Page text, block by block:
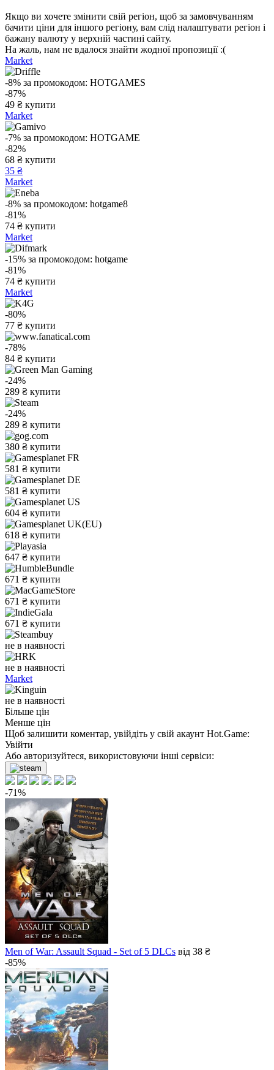
Якщо ви хочете змінити свій регіон, щоб за замовчуванням
бачити ціни для іншого регіону, вам слід налаштувати регіон і
бажану валюту у верхній частині сайту.
На жаль, нам не вдалося знайти жодної пропозиції :(
Market
-8% за промокодом: HOTGAMES
-87%
49 ₴ купити
Market
-7% за промокодом: HOTGAME
-82%
68 ₴ купити
35 ₴
Market
-8% за промокодом: hotgame8
-81%
74 ₴ купити
Market
-15% за промокодом: hotgame
-81%
74 ₴ купити
Market
-80%
77 ₴ купити
-78%
84 ₴ купити
-24%
289 ₴ купити
-24%
289 ₴ купити
380 ₴ купити
581 ₴ купити
581 ₴ купити
604 ₴ купити
618 ₴ купити
647 ₴ купити
671 ₴ купити
671 ₴ купити
671 ₴ купити
не в наявності
не в наявності
Market
не в наявності
Більше цін
Менше цін
Щоб залишити коментар, увійдіть у свій акаунт Hot.Game:
Увійти
Або авторизуйтеся, використовуючи інші сервіси:
-71%
Men of War: Assault Squad - Set of 5 DLCs від 38 ₴
-85%